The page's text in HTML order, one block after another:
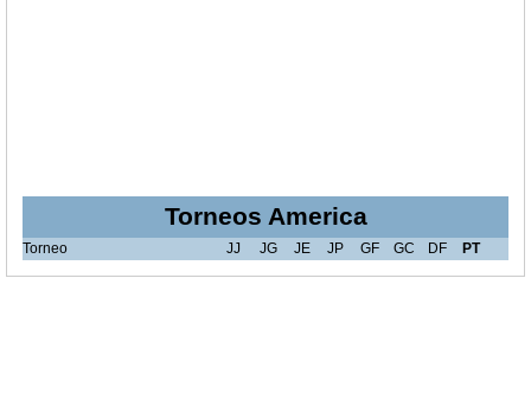
Torneos America
Torneo JJ JG JE JP GF GC DF PT